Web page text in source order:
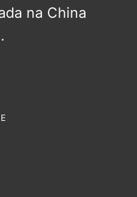
na China